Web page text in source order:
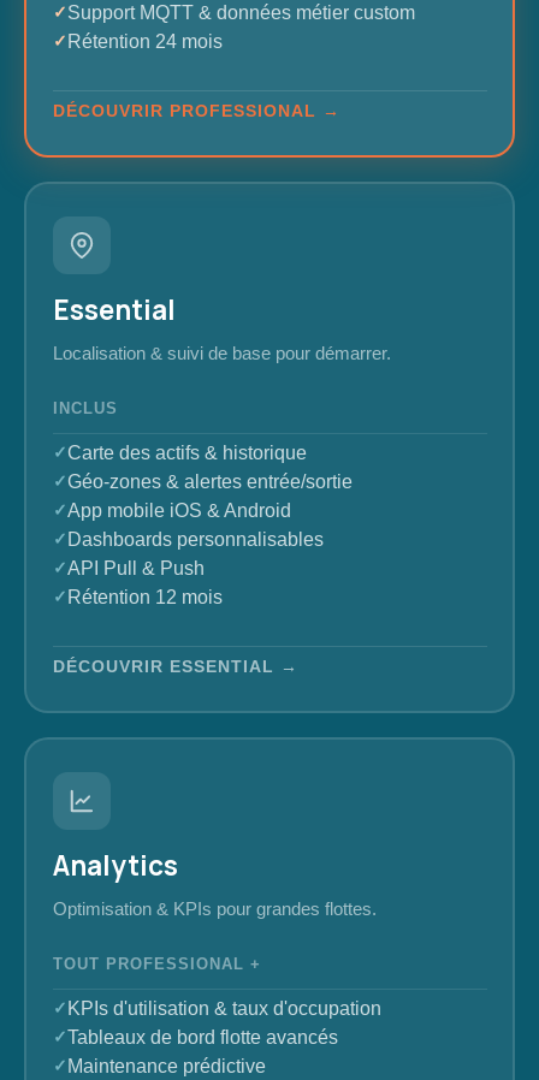
Essential
Localisation & suivi de base pour démarrer.
INCLUS
Carte des actifs & historique
Géo-zones & alertes entrée/sortie
App mobile iOS & Android
Dashboards personnalisables
API Pull & Push
Rétention 12 mois
DÉCOUVRIR ESSENTIAL →
Support MQTT & données métier custom
Rétention 24 mois
DÉCOUVRIR PROFESSIONAL →
Analytics
Optimisation & KPIs pour grandes flottes.
TOUT PROFESSIONAL +
KPIs d'utilisation & taux d'occupation
Tableaux de bord flotte avancés
Maintenance prédictive